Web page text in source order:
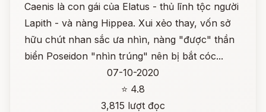
Caenis là con gái của Elatus - thủ lĩnh tộc người
Lapith - và nàng Hippea. Xui xẻo thay, vốn sở
hữu chút nhan sắc ưa nhìn, nàng "được" thần
biển Poseidon "nhìn trúng" nên bị bắt cóc...
07-10-2020
⭐ 4.8
3,815 lượt đọc